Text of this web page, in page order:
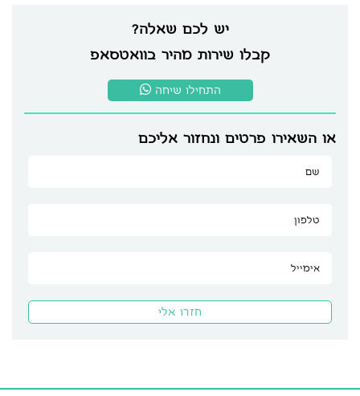
יש לכם שאלה?
קבלו שירות מהיר בוואטסאפ
התחילו שיחה
או השאירו פרטים ונחזור אליכם